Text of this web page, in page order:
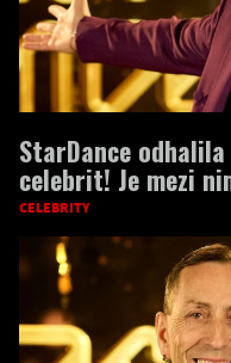
StarDance
celebrit! Je mezi
CELEBRITY